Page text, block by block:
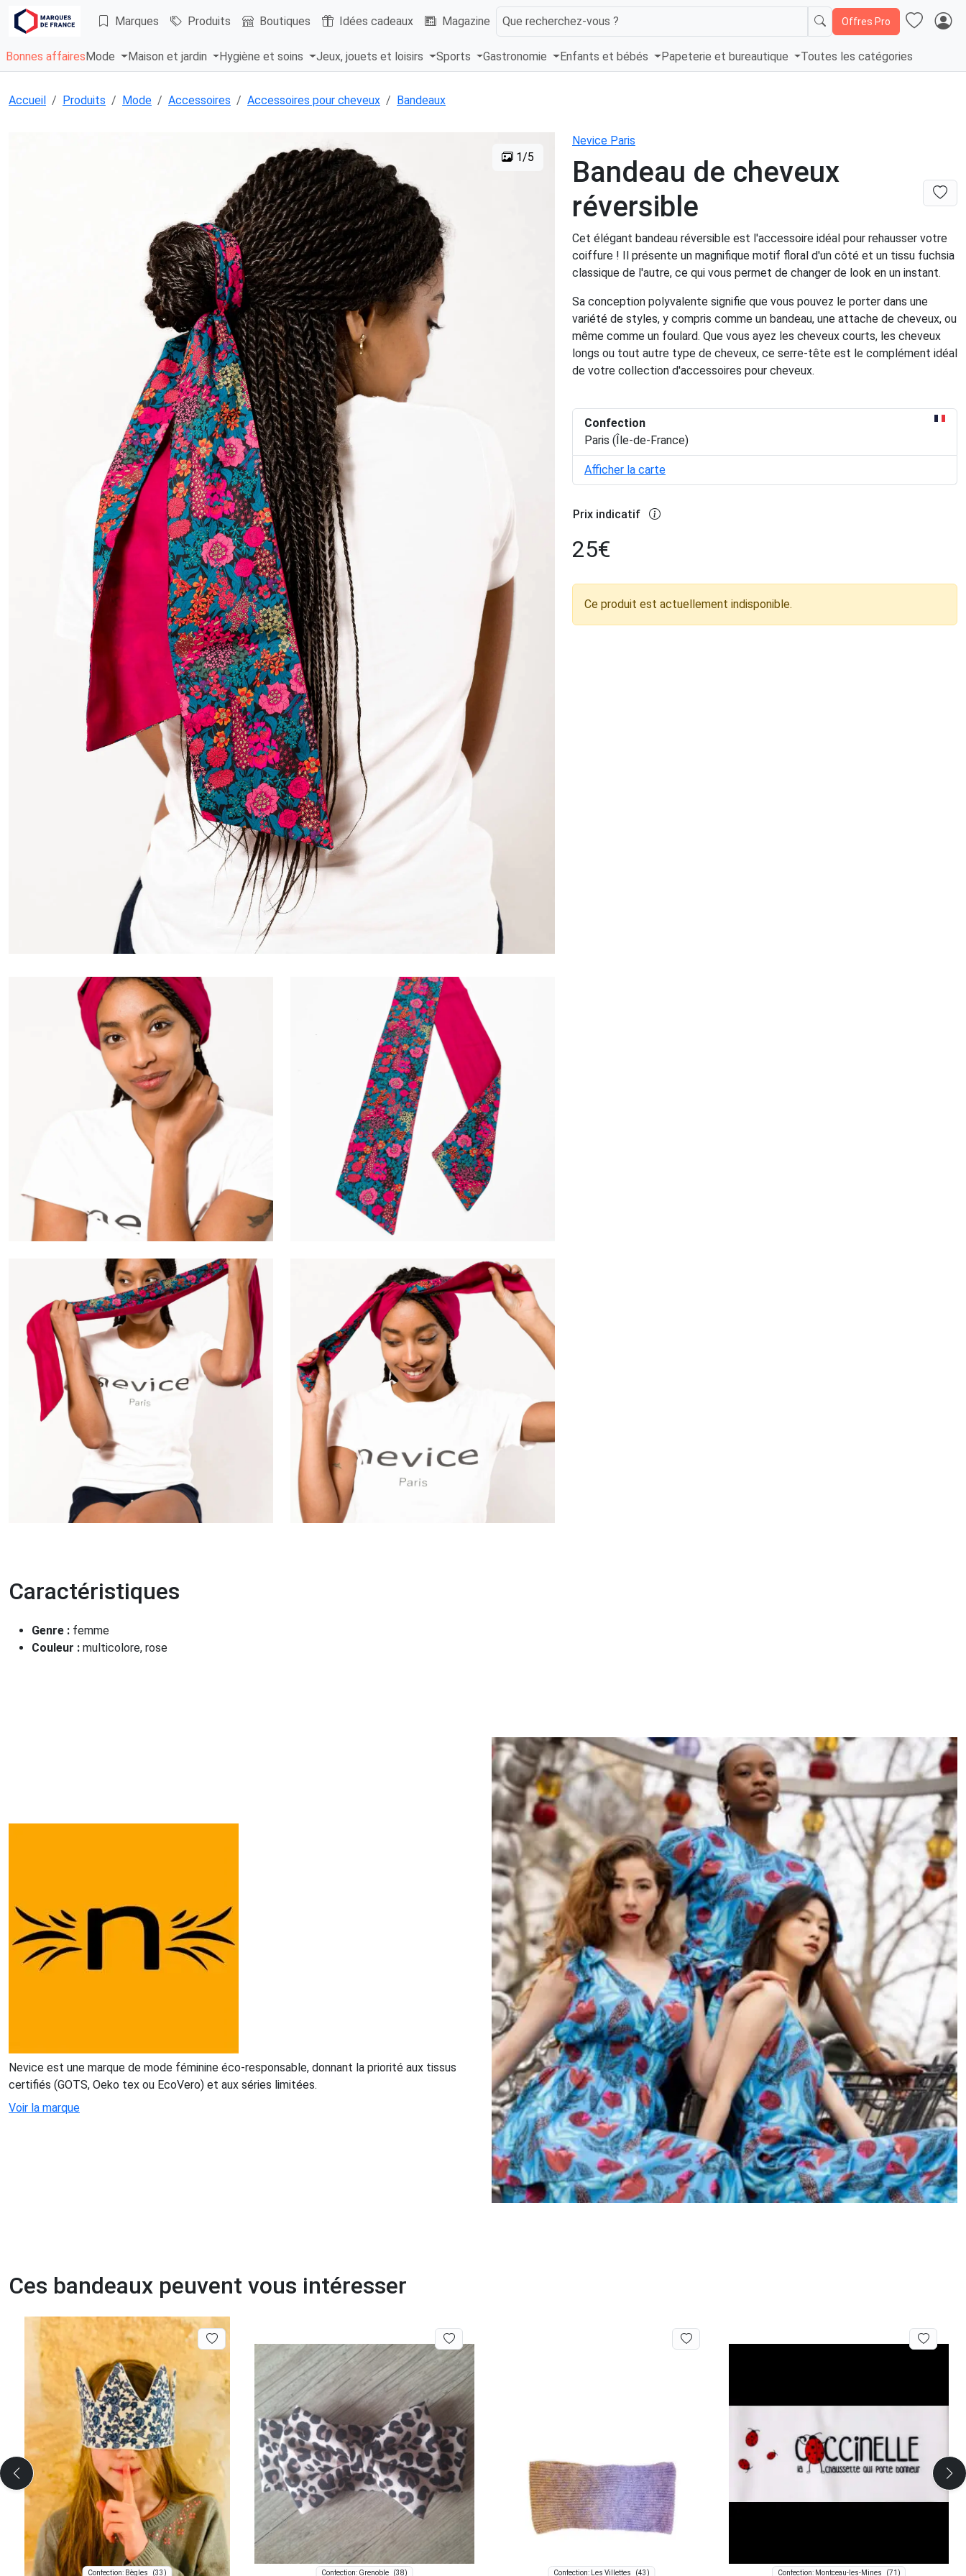
Marques Produits Boutiques Idées cadeaux Magazine Que recherchez-vous ? Offres Pro
Bonnes affaires Mode Maison et jardin Hygiène et soins Jeux, jouets et loisirs Sports Gastronomie Enfants et bébés Papeterie et bureautique Toutes les catégories
Accueil Produits Mode Accessoires Accessoires pour cheveux Bandeaux
1/5
Nevice Paris
Bandeau de cheveux
réversible
Cet élégant bandeau réversible est l'accessoire idéal pour rehausser votre
coiffure ! Il présente un magnifique motif floral d'un côté et un tissu fuchsia
classique de l'autre, ce qui vous permet de changer de look en un instant.
Sa conception polyvalente signifie que vous pouvez le porter dans une
variété de styles, y compris comme un bandeau, une attache de cheveux, ou
même comme un foulard. Que vous ayez les cheveux courts, les cheveux
longs ou tout autre type de cheveux, ce serre-tête est le complément idéal
de votre collection d'accessoires pour cheveux.
Confection
Paris (Île-de-France)
Afficher la carte
Prix indicatif
25€
Ce produit est actuellement indisponible.
Caractéristiques
Genre : femme
Couleur : multicolore, rose
Nevice est une marque de mode féminine éco-responsable, donnant la priorité aux tissus
certifiés (GOTS, Oeko tex ou EcoVero) et aux séries limitées.
Voir la marque
Ces bandeaux peuvent vous intéresser
Confection: Bègles (33) Confection: Grenoble (38) Confection: Les Villettes (43) Confection: Montceau-les-Mines (71)